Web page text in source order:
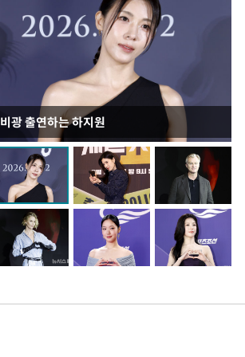
비광 출연하는 하지원
이재명 대통령, "수사·기소 분리 관련 대비책 최
선 다해 강구해야"